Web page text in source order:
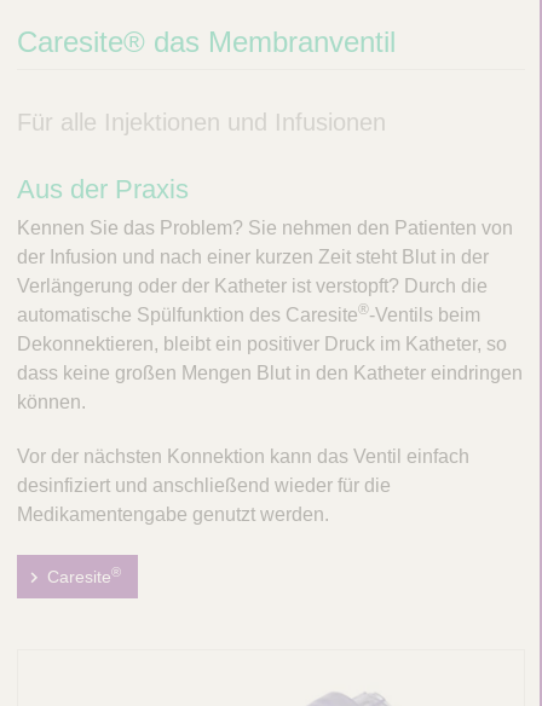
i
r
t
r
Caresite® das Membranventil
Für alle Injektionen und Infusionen
Aus der Praxis
Kennen Sie das Problem? Sie nehmen den Patienten von
der Infusion und nach einer kurzen Zeit steht Blut in der
Verlängerung oder der Katheter ist verstopft? Durch die
automatische Spülfunktion des Caresite®-Ventils beim
Dekonnektieren, bleibt ein positiver Druck im Katheter, so
dass keine großen Mengen Blut in den Katheter eindringen
können.
Vor der nächsten Konnektion kann das Ventil einfach
desinfiziert und anschließend wieder für die
Medikamentengabe genutzt werden.
Caresite®